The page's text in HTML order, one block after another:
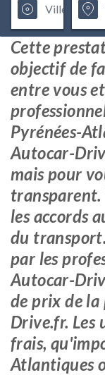
Cette
objectif de
entre vous
Pyrénées-
Autocar-
mais pour
transparent.
les accords
du
par les
Autocar-
de prix de
Drive.fr. Les
frais,
Atlantiques